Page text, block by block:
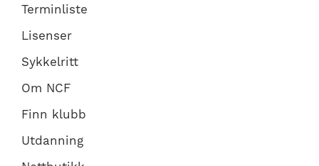
Terminliste
Lisenser
Sykkelritt
Om NCF
Finn klubb
Utdanning